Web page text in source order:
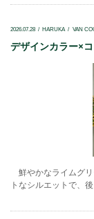
2026.07.28 HARUKA VAN
デザインカラー×
鮮やかなライムグリ
トなシルエットで、